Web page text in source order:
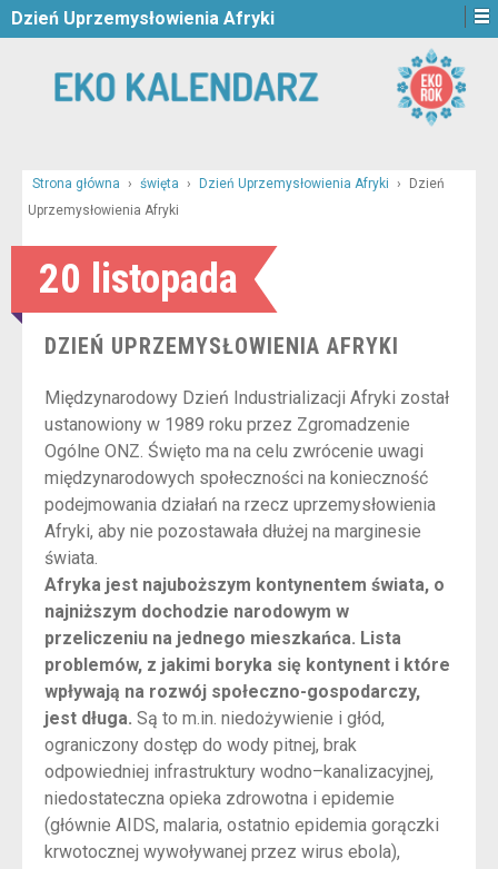
Dzień Uprzemysłowienia Afryki
Strona główna › święta › Dzień Uprzemysłowienia Afryki ›
Dzień
Uprzemysłowienia Afryki
20 listopada
DZIEŃ UPRZEMYSŁOWIENIA AFRYKI
Międzynarodowy Dzień Industrializacji Afryki został
ustanowiony w 1989 roku przez Zgromadzenie
Ogólne ONZ. Święto ma na celu zwrócenie uwagi
międzynarodowych społeczności na konieczność
podejmowania działań na rzecz uprzemysłowienia
Afryki, aby nie pozostawała dłużej na marginesie
świata.
Afryka jest najuboższym kontynentem świata, o
najniższym dochodzie narodowym w
przeliczeniu na jednego mieszkańca. Lista
problemów, z jakimi boryka się kontynent i które
wpływają na rozwój społeczno-gospodarczy,
jest długa. Są to m.in. niedożywienie i głód,
ograniczony dostęp do wody pitnej, brak
odpowiedniej infrastruktury wodno–kanalizacyjnej,
niedostateczna opieka zdrowotna i epidemie
(głównie AIDS, malaria, ostatnio epidemia gorączki
krwotocznej wywoływanej przez wirus ebola),